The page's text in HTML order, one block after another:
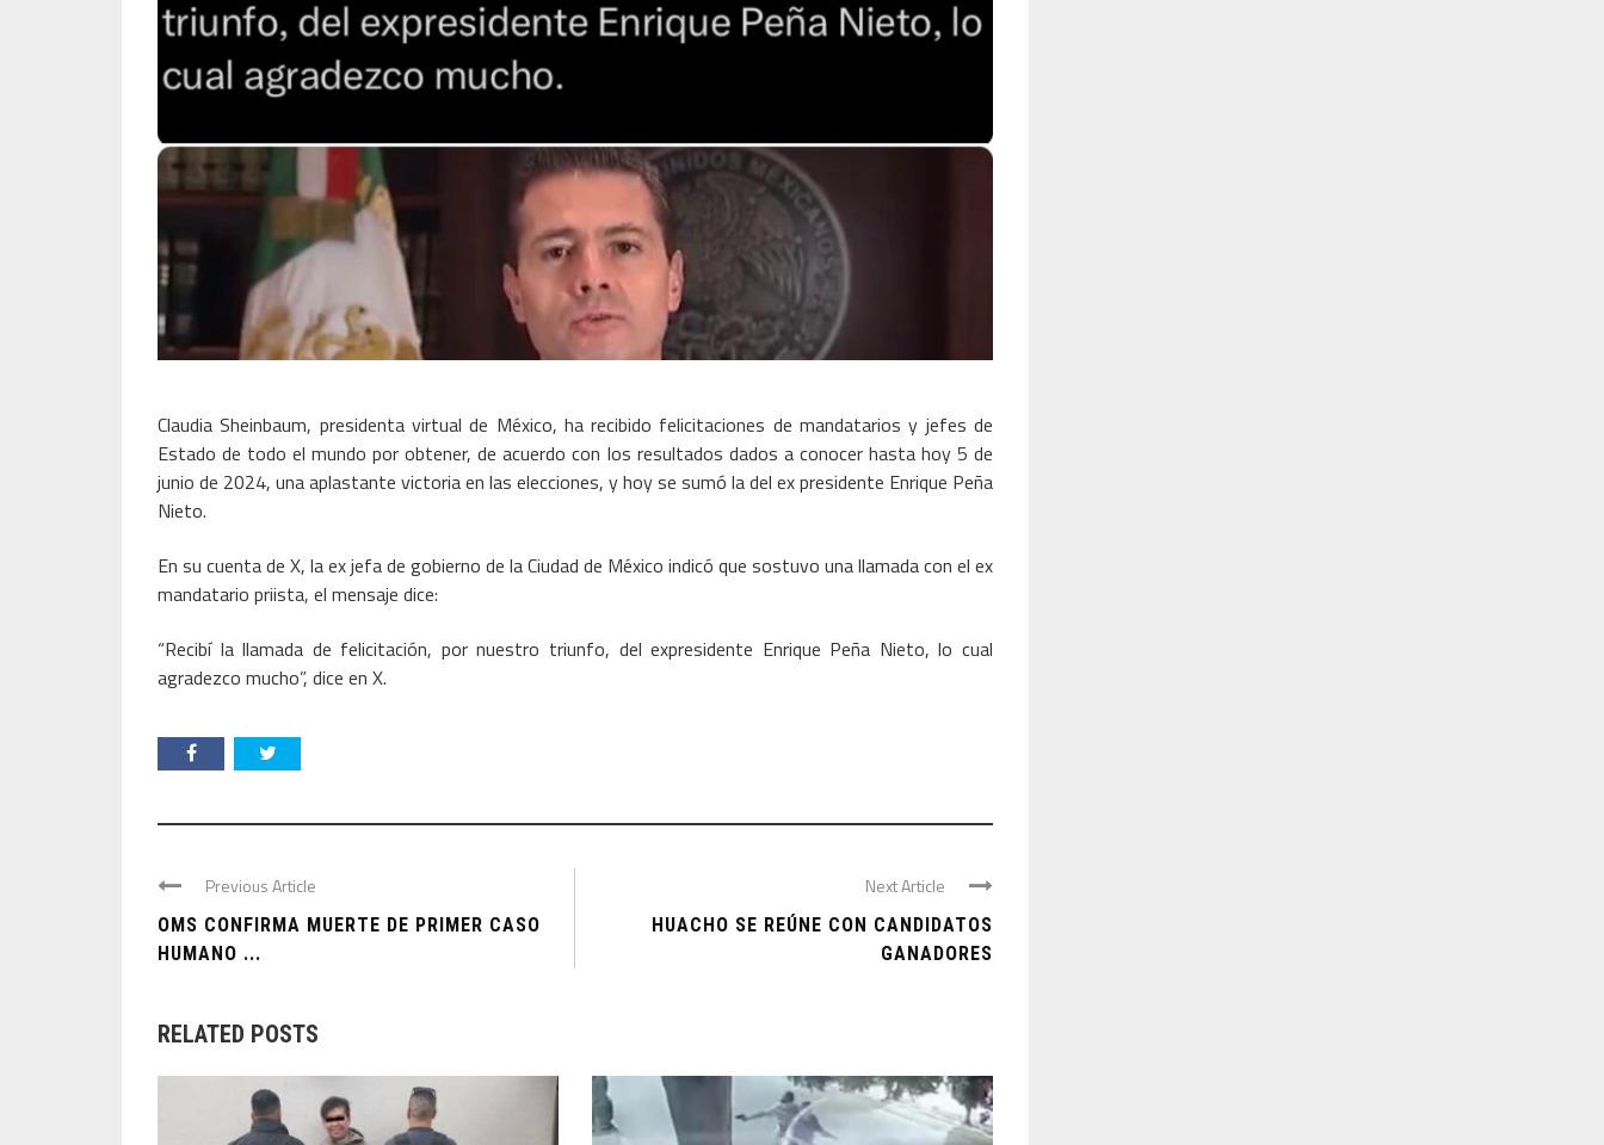
Claudia Sheinbaum, presidenta virtual de México, ha recibido felicitaciones de mandatarios y jefes de
Estado de todo el mundo por obtener, de acuerdo con los resultados dados a conocer hasta hoy 5 de
junio de 2024, una aplastante victoria en las elecciones, y hoy se sumó la del ex presidente Enrique Peña
Nieto.
En su cuenta de X, la ex jefa de gobierno de la Ciudad de México indicó que sostuvo una llamada con el ex
mandatario priista, el mensaje dice:
“Recibí la llamada de felicitación, por nuestro triunfo, del expresidente Enrique Peña Nieto, lo cual
agradezco mucho”, dice en X.
Previous Article
OMS CONFIRMA MUERTE DE PRIMER CASO
HUMANO ...
Next Article
HUACHO SE REÚNE CON CANDIDATOS
GANADORES
RELATED POSTS